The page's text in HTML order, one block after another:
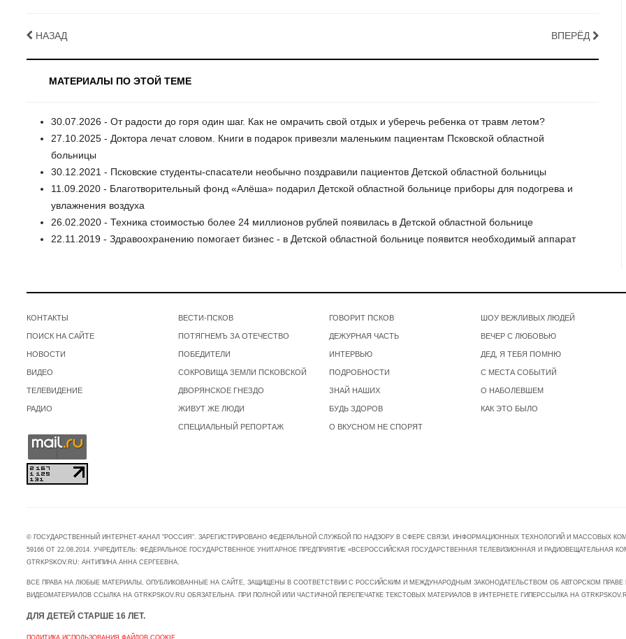
НАЗАД ВПЕРЁД
МАТЕРИАЛЫ ПО ЭТОЙ ТЕМЕ
30.07.2026 - От радости до горя один шаг. Как не омрачить свой отдых и уберечь ребенка от травм летом?
27.10.2025 - Доктора лечат словом. Книги в подарок привезли маленьким пациентам Псковской областной
больницы
30.12.2021 - Псковские студенты-спасатели необычно поздравили пациентов Детской областной больницы
11.09.2020 - Благотворительный фонд «Алёша» подарил Детской областной больнице приборы для подогрева и
увлажнения воздуха
26.02.2020 - Техника стоимостью более 24 миллионов рублей появилась в Детской областной больнице
22.11.2019 - Здравоохранению помогает бизнес - в Детской областной больнице появится необходимый аппарат
КОНТАКТЫ
ПОИСК НА САЙТЕ
НОВОСТИ
ВИДЕО
ТЕЛЕВИДЕНИЕ
РАДИО
ВЕСТИ-ПСКОВ
ПОТЯГНЕМЪ ЗА ОТЕЧЕСТВО
ПОБЕДИТЕЛИ
СОКРОВИЩА ЗЕМЛИ ПСКОВСКОЙ
ДВОРЯНСКОЕ ГНЕЗДО
ЖИВУТ ЖЕ ЛЮДИ
СПЕЦИАЛЬНЫЙ РЕПОРТАЖ
ГОВОРИТ ПСКОВ
ДЕЖУРНАЯ ЧАСТЬ
ИНТЕРВЬЮ
ПОДРОБНОСТИ
ЗНАЙ НАШИХ
БУДЬ ЗДОРОВ
О ВКУСНОМ НЕ СПОРЯТ
ШОУ ВЕЖЛИВЫХ ЛЮДЕЙ
ВЕЧЕР С ЛЮБОВЬЮ
ДЕД, Я ТЕБЯ ПОМНЮ
С МЕСТА СОБЫТИЙ
О НАБОЛЕВШЕМ
КАК ЭТО БЫЛО
© ГОСУДАРСТВЕННЫЙ ИНТЕРНЕТ-КАНАЛ "РОССИЯ". ЗАРЕГИСТРИРОВАНО ФЕДЕРАЛЬНОЙ СЛУЖБОЙ ПО НАДЗОРУ В СФЕРЕ СВЯЗИ, ИНФОРМАЦИОННЫХ ТЕХНОЛОГИЙ И МАССОВЫХ
59166 ОТ 22.08.2014. УЧРЕДИТЕЛЬ: ФЕДЕРАЛЬНОЕ ГОСУДАРСТВЕННОЕ УНИТАРНОЕ ПРЕДПРИЯТИЕ «ВСЕРОССИЙСКАЯ ГОСУДАРСТВЕННАЯ ТЕЛЕВИЗИОННАЯ И РАДИОВЕЩАТЕЛЬНАЯ
GTRKPSKOV.RU: АНТИПИНА АННА СЕРГЕЕВНА.
ВСЕ ПРАВА НА ЛЮБЫЕ МАТЕРИАЛЫ, ОПУБЛИКОВАННЫЕ НА САЙТЕ, ЗАЩИЩЕНЫ В СООТВЕТСТВИИ С РОССИЙСКИМ И МЕЖДУНАРОДНЫМ ЗАКОНОДАТЕЛЬСТВОМ ОБ АВТОРСКОМ
ВИДЕОМАТЕРИАЛОВ ССЫЛКА НА GTRKPSKOV.RU ОБЯЗАТЕЛЬНА. ПРИ ПОЛНОЙ ИЛИ ЧАСТИЧНОЙ ПЕРЕПЕЧАТКЕ ТЕКСТОВЫХ МАТЕРИАЛОВ В ИНТЕРНЕТЕ ГИПЕРССЫЛКА НА
ДЛЯ ДЕТЕЙ СТАРШЕ 16 ЛЕТ.